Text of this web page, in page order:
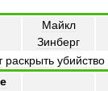
Майкл
Зинберг
раскрыть убийство